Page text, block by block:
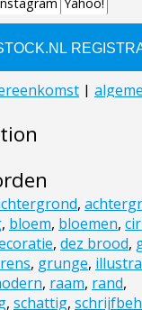
,
, bloem, bloemen,
, dez brood,
, grunge,
, raam, rand,
, schattig,